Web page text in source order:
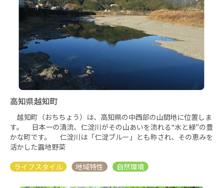
高知県越知町
越知町（おちちょう）は、高知県の中西部の山間地に位置しま
す。 日本一の清流、仁淀川がその山あいを流れる“水と緑”の豊
かな町です。 仁淀川は「仁淀ブルー」とも称され、その恵みを
活かした露地野菜